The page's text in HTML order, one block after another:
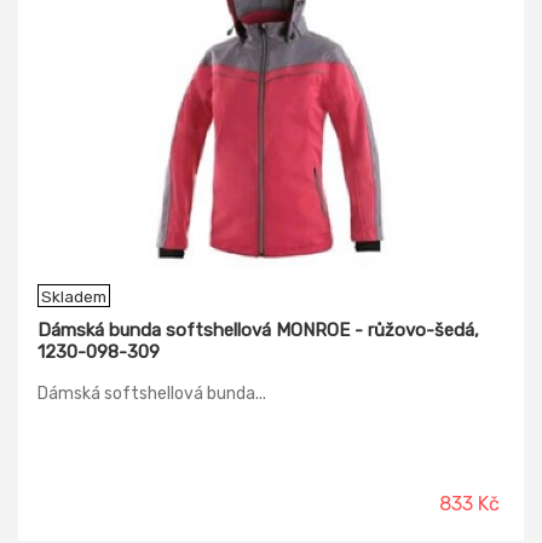
Skladem
Dámská bunda softshellová MONROE - růžovo-šedá,
1230-098-309
Dámská softshellová bunda...
833 Kč